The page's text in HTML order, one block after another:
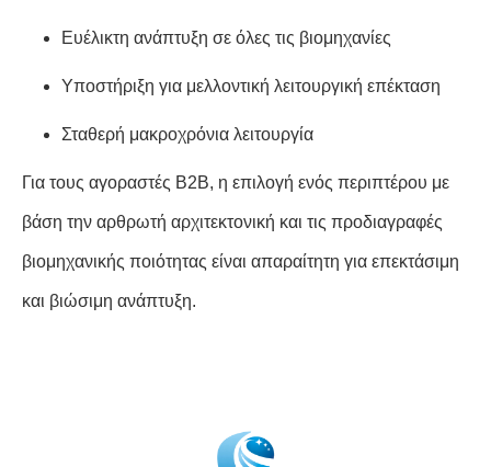
Ευέλικτη ανάπτυξη σε όλες τις βιομηχανίες
Υποστήριξη για μελλοντική λειτουργική επέκταση
Σταθερή μακροχρόνια λειτουργία
Για τους αγοραστές B2B, η επιλογή ενός περιπτέρου με
βάση την αρθρωτή αρχιτεκτονική και τις προδιαγραφές
βιομηχανικής ποιότητας είναι απαραίτητη για επεκτάσιμη
και βιώσιμη ανάπτυξη.